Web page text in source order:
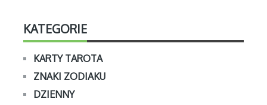
KATEGORIE
KARTY TAROTA
ZNAKI ZODIAKU
DZIENNY